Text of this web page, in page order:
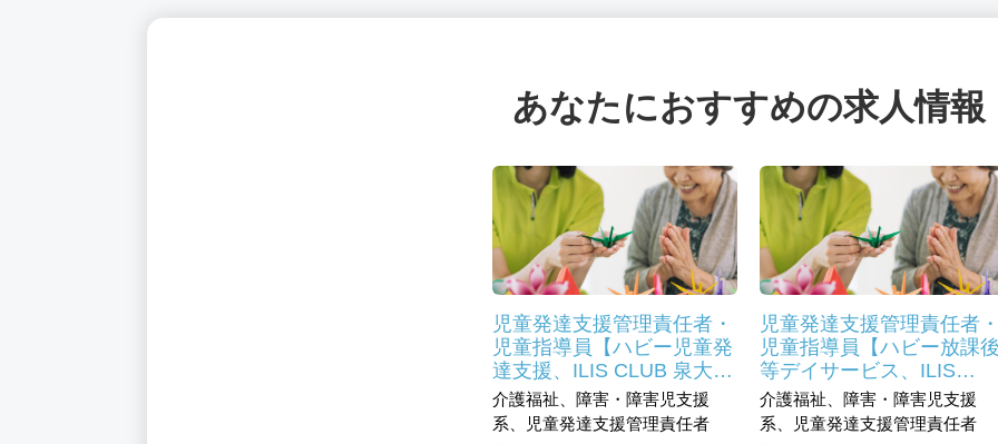
あなたにおすすめの求人情報
児童発達支援管理責任者・
児童指導員【ハビー児童発
達支援、ILIS CLUB 泉大
津】
介護福祉、障害・障害児支援
系、児童発達支援管理責任者
児童発達支援管理責任者
児童指導員【ハビー放課
等デイサービス、ILIS
CLUB 泉大津】
介護福祉、障害・障害児支援
系、児童発達支援管理責任者